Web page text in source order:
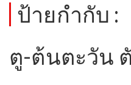
ป้ายกำกับ :
ตู-ต้นตะวัน